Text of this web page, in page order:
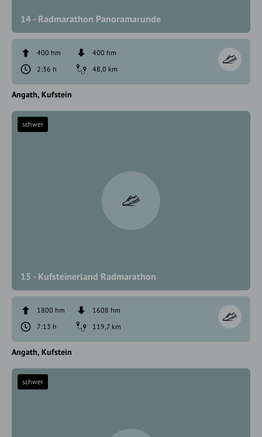
14 - Radmarathon Panoramarunde
400 hm
400 hm
2:36 h
48,0 km
Angath Kufstein
15 - Kufsteinerland Radmarathon
schwer
1800 hm
1608 hm
7:13 h
119,7 km
Angath Kufstein
schwer